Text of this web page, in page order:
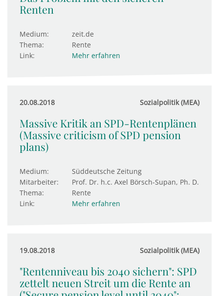
Renten
Medium:
zeit.de
Thema:
Rente
Link:
Mehr erfahren
20.08.2018 Sozialpolitik (MEA)
Massive Kritik an SPD-Rentenplänen
(Massive criticism of SPD pension
plans)
Medium:
Süddeutsche Zeitung
Mitarbeiter:
Prof. Dr. h.c. Axel Börsch-Supan, Ph. D.
Thema:
Rente
Link:
Mehr erfahren
19.08.2018 Sozialpolitik (MEA)
"Rentenniveau bis 2040 sichern": SPD
zettelt neuen Streit um die Rente an